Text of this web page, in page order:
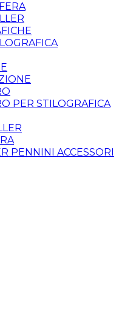
PER STILOGRAFICA
PENNINI ACCESSORI